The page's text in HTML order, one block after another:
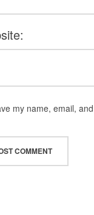
my name, email,